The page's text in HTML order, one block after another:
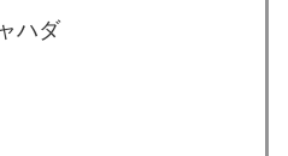
ハダ